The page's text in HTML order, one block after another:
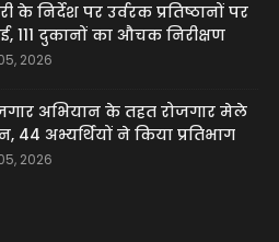
के निर्देश पर उर्वरक प्रतिष्ठानों पर
111 दुकानों का औचक निरीक्षण
2026
अभियान के तहत रोजगार मेले
44 अभ्यर्थियों ने किया प्रतिभाग
2026